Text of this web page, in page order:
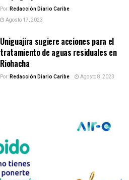
Por:Redacción Diario Caribe
Agosto 17, 2023
Uniguajira sugiere acciones para el
tratamiento de aguas residuales en
Riohacha
Por:Redacción Diario Caribe Agosto 8, 2023